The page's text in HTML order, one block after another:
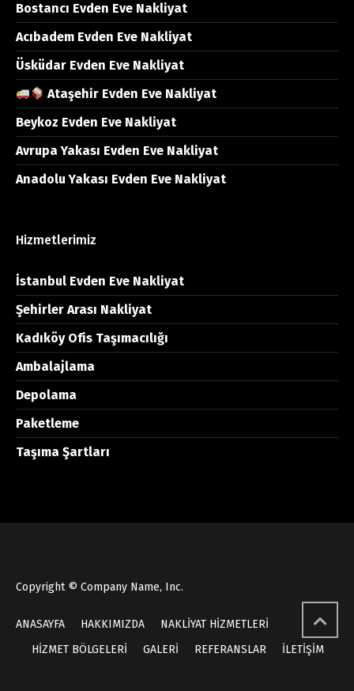
Bostancı Evden Eve Nakliyat
Acıbadem Evden Eve Nakliyat
Üsküdar Evden Eve Nakliyat
Ataşehir Evden Eve Nakliyat
Beykoz Evden Eve Nakliyat
Avrupa Yakası Evden Eve Nakliyat
Anadolu Yakası Evden Eve Nakliyat
Hizmetlerimiz
İstanbul Evden Eve Nakliyat
Şehirler Arası Nakliyat
Kadıköy Ofis Taşımacılığı
Ambalajlama
Depolama
Paketleme
Taşıma Şartları
Copyright © Company Name, Inc.
ANASAYFA HAKKIMIZDA
NAKLİYAT HİZMETLERİ
HİZMET BÖLGELERİ
GALERİ REFERANSLAR İLETİŞİM